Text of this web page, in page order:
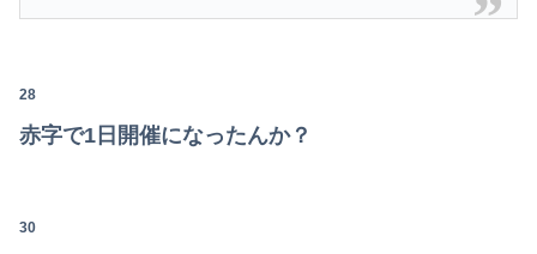
28
赤字で1日開催になったんか？
30